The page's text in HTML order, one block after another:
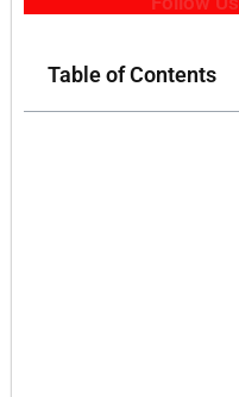
Table of Contents